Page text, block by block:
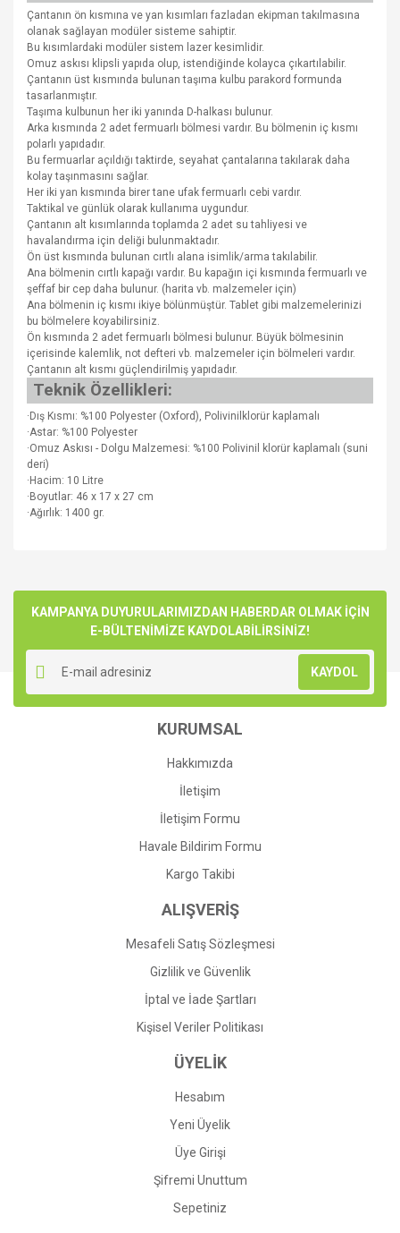
Çantanın ön kısmına ve yan kısımları fazladan ekipman takılmasına
olanak sağlayan modüler sisteme sahiptir.
Bu kısımlardaki modüler sistem lazer kesimlidir.
Omuz askısı klipsli yapıda olup, istendiğinde kolayca çıkartılabilir.
Çantanın üst kısmında bulunan taşıma kulbu parakord formunda
tasarlanmıştır.
Taşıma kulbunun her iki yanında D-halkası bulunur.
Arka kısmında 2 adet fermuarlı bölmesi vardır. Bu bölmenin iç kısmı
polarlı yapıdadır.
Bu fermuarlar açıldığı taktirde, seyahat çantalarına takılarak daha
kolay taşınmasını sağlar.
Her iki yan kısmında birer tane ufak fermuarlı cebi vardır.
Taktikal ve günlük olarak kullanıma uygundur.
Çantanın alt kısımlarında toplamda 2 adet su tahliyesi ve
havalandırma için deliği bulunmaktadır.
Ön üst kısmında bulunan cırtlı alana isimlik/arma takılabilir.
Ana bölmenin cırtlı kapağı vardır. Bu kapağın içi kısmında fermuarlı ve
şeffaf bir cep daha bulunur. (harita vb. malzemeler için)
Ana bölmenin iç kısmı ikiye bölünmüştür. Tablet gibi malzemelerinizi
bu bölmelere koyabilirsiniz.
Ön kısmında 2 adet fermuarlı bölmesi bulunur. Büyük bölmesinin
içerisinde kalemlik, not defteri vb. malzemeler için bölmeleri vardır.
Çantanın alt kısmı güçlendirilmiş yapıdadır.
Teknik Özellikleri:
·Dış Kısmı: %100 Polyester (Oxford), Polivinilklorür kaplamalı
·Astar: %100 Polyester
·Omuz Askısı - Dolgu Malzemesi: %100 Polivinil klorür kaplamalı (suni
deri)
·Hacim: 10 Litre
·Boyutlar: 46 x 17 x 27 cm
·Ağırlık: 1400 gr.
Yorum Yaz
kullanarak tarafımıza iletebilirsiniz.
Görüş ve önerileriniz için teşekkür ederiz.
Ürün resmi kalitesiz, bozuk veya görüntülenemiyor.
Ürün açıklamasında eksik bilgiler bulunuyor.
Ürün bilgilerinde hatalar bulunuyor.
Ürün fiyatı diğer sitelerden daha pahalı.
Gönder
KAMPANYA DUYURULARIMIZDAN HABERDAR OLMAK İÇİN
E-BÜLTENİMİZE KAYDOLABİLİRSİNİZ!
KAYDOL
KURUMSAL
Hakkımızda
İletişim
İletişim Formu
Havale Bildirim Formu
Kargo Takibi
ALIŞVERİŞ
Mesafeli Satış Sözleşmesi
Gizlilik ve Güvenlik
İptal ve İade Şartları
Kişisel Veriler Politikası
ÜYELİK
Hesabım
Yeni Üyelik
Üye Girişi
Şifremi Unuttum
Sepetiniz